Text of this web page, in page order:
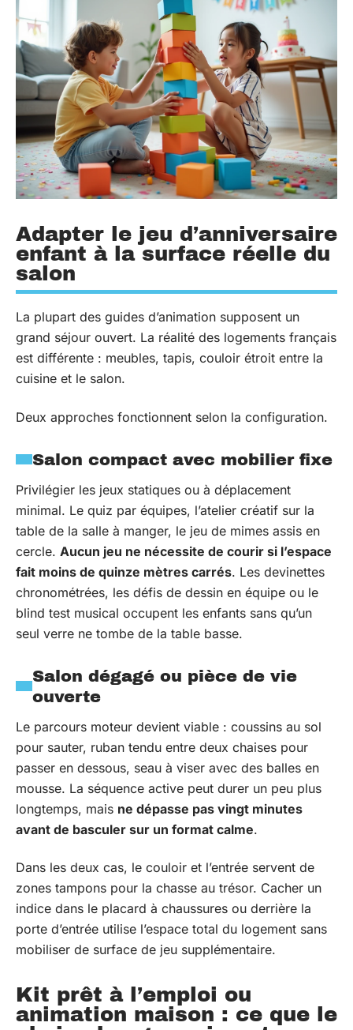
Adapter le jeu d’anniversaire
enfant à la surface réelle du
salon
La plupart des guides d’animation supposent un
grand séjour ouvert. La réalité des logements français
est différente : meubles, tapis, couloir étroit entre la
cuisine et le salon.
Deux approches fonctionnent selon la configuration.
Salon compact avec mobilier fixe
Privilégier les jeux statiques ou à déplacement
minimal. Le quiz par équipes, l’atelier créatif sur la
table de la salle à manger, le jeu de mimes assis en
cercle. Aucun jeu ne nécessite de courir si l’espace
fait moins de quinze mètres carrés. Les devinettes
chronométrées, les défis de dessin en équipe ou le
blind test musical occupent les enfants sans qu’un
seul verre ne tombe de la table basse.
Salon dégagé ou pièce de vie
ouverte
Le parcours moteur devient viable : coussins au sol
pour sauter, ruban tendu entre deux chaises pour
passer en dessous, seau à viser avec des balles en
mousse. La séquence active peut durer un peu plus
longtemps, mais ne dépasse pas vingt minutes
avant de basculer sur un format calme.
Dans les deux cas, le couloir et l’entrée servent de
zones tampons pour la chasse au trésor. Cacher un
indice dans le placard à chaussures ou derrière la
porte d’entrée utilise l’espace total du logement sans
mobiliser de surface de jeu supplémentaire.
Kit prêt à l’emploi ou
animation maison : ce que le